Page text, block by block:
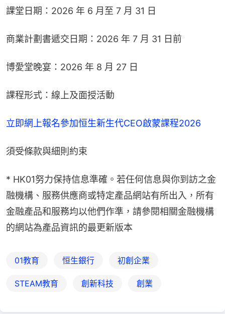
課堂日期：2026 年 6 月至 7 月 31 日
商業計劃書遞交日期：2026 年 7 月 31 日前
博愛堂晚宴：2026 年 8 月 27 日
課程形式：線上及面授活動
立即網上報名參加恒生新生代CEO啟蒙課程2026
須受條款與細則約束
* HK01努力保持信息準確。若任何信息與你到訪之金
融機構、服務供應商或特定產品網站有所出入，所有
金融產品和服務均以他們作準，請參閱相關金融機構
的網站為產品資訊的最更新版本
01教育 恒生銀行 初創企業
STEAM教育 創新科技 創業